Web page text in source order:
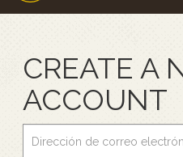
CREATE A
ACCOUNT